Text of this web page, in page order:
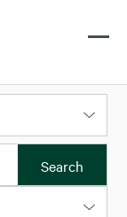
Search